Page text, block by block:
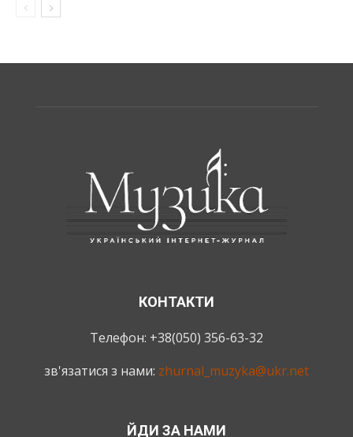
КОНТАКТИ
Телефон: +38(050) 356-63-32
зв'язатися з нами: zhurnal_muzyka@ukr.net
ЙДИ ЗА НАМИ